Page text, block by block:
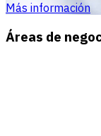
Más información
Áreas de